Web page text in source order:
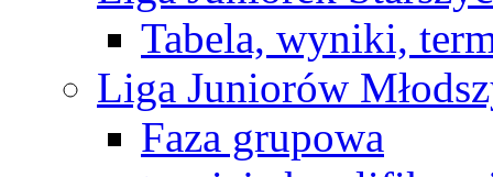
Tabela, wyniki,
Liga Juniorów
Faza grupowa